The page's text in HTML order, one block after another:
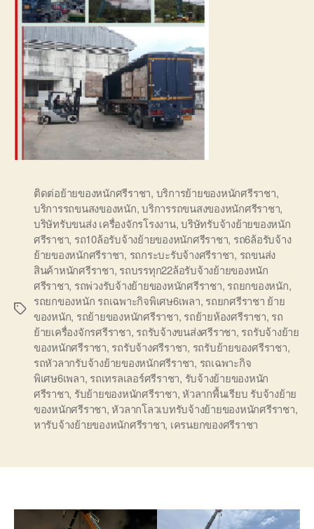
Tags
ติดต่อย้ายของหนักศรีราชา, บริการย้ายของหนักศรีราชา,
บริการรถขนสงของหนัก,บริการรถขนสงของหนักศรีราชา,
บริษัทรับขนส่ง เครื่องจักรโรงงาน,บริษัทรับจ้างย้ายของหนัก
ศรีราชา, รถ10ล้อรับจ้างย้ายของหนักศรีราชา, รถ6ล้อรับจ้าง
ย้ายของหนักศรีราชา, รถกระบะรับจ้างศรีราชา, รถขนส่ง
สินค้าหนักศรีราชา, รถบรรทุก22ล้อรับจ้างย้ายของหนัก
ศรีราชา, รถพ่วงรับจ้างย้ายของหนักศรีราชา, รถยกของหนัก,
รถยกของหนัก รถเฉพาะกิจพิเศษ6เพลา, รถยกศรีราชา ย้าย
ของหนัก, รถย้ายของหนักศรีราชา, รถย้ายห้องศรีราชา, รถ
ย้ายเครื่องจักรศรีราชา, รถรับจ้างขนส่งศรีราชา, รถรับจ้างย้าย
ของหนักศรีราชา, รถรับจ้างศรีราชา, รถรับย้ายของศรีราชา,
รถหัวลากรับจ้างย้ายของหนักศรีราชา, รถเฉพาะกิจ
พิเศษ6เพลา, รถเทรลเลอร์ศรีราชา, รับจ้างย้ายของหนัก
ศรีราชา, รับย้ายของหนักศรีราชา,หัวลากพื้นเรียบ รับจ้างย้าย
ของหนักศรีราชา,หัวลากโลวเบทรับจ้างย้ายของหนักศรีราชา,
หารับจ้างย้ายของหนักศรีราชา, เครนยกของศรีราชา